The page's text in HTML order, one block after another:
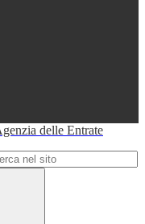
delle Entrate